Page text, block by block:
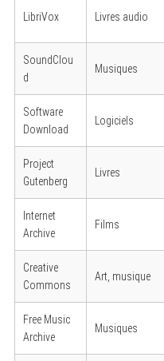
LibriVox Livres audio
SoundClou
d
Musiques
Software
Download
Logiciels
Project
Gutenberg
Livres
Internet
Archive
Films
Creative
Commons
Art, musique
Free Music
Archive
Musiques